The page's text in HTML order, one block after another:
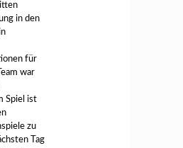
in den
für
war
Spiel ist
zu
Tag